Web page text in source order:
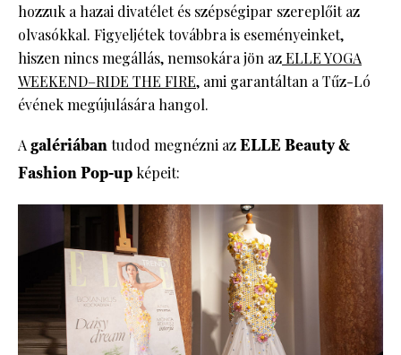
hozzuk a hazai divatélet és szépségipar szereplőit az
olvasókkal. Figyeljétek továbbra is eseményeinket,
hiszen nincs megállás, nemsokára jön azELLE YOGA
WEEKEND–RIDE THE FIRE, ami garantáltan a Tűz-Ló
évének megújulására hangol.
A galériában tudod megnézni azELLE Beauty &
Fashion Pop-up képeit: